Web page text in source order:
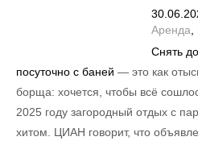
Аренда
Снять
посуточно с баней — это как
борща: хочется, чтобы всё
2025 году загородный отдых с
хитом. ЦИАН говорит, что